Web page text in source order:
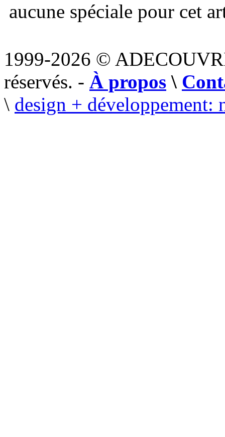
aucune spéciale pour cet
1999-2026 ©
réservés. - À propos \
\ design + développement: